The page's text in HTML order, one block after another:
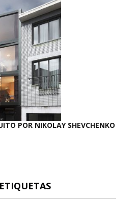
POR NIKOLAY SHEVCHENKO
ETIQUETAS